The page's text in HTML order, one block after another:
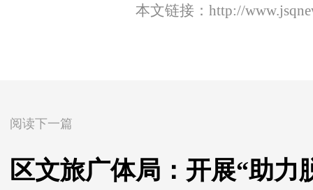
本文链接： http://
阅读下一篇
区文旅广体局：开展“助力